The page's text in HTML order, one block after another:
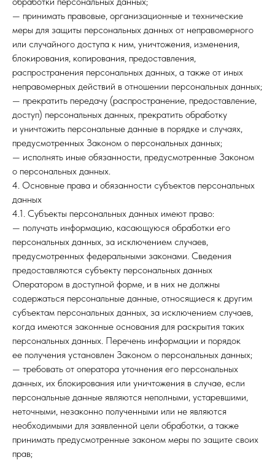
— принимать правовые, организационные и технические
меры для защиты персональных данных от неправомерного
или случайного доступа к ним, уничтожения, изменения,
блокирования, копирования, предоставления,
распространения персональных данных, а также от иных
неправомерных действий в отношении персональных данных;
— прекратить передачу (распространение, предоставление,
доступ) персональных данных, прекратить обработку
и уничтожить персональные данные в порядке и случаях,
предусмотренных Законом о персональных данных;
— исполнять иные обязанности, предусмотренные Законом
о персональных данных.
4. Основные права и обязанности субъектов персональных
данных
4.1. Субъекты персональных данных имеют право:
— получать информацию, касающуюся обработки его
персональных данных, за исключением случаев,
предусмотренных федеральными законами. Сведения
предоставляются субъекту персональных данных
Оператором в доступной форме, и в них не должны
содержаться персональные данные, относящиеся к другим
субъектам персональных данных, за исключением случаев,
когда имеются законные основания для раскрытия таких
персональных данных. Перечень информации и порядок
ее получения установлен Законом о персональных данных;
— требовать от оператора уточнения его персональных
данных, их блокирования или уничтожения в случае, если
персональные данные являются неполными, устаревшими,
неточными, незаконно полученными или не являются
необходимыми для заявленной цели обработки, а также
принимать предусмотренные законом меры по защите своих
прав;